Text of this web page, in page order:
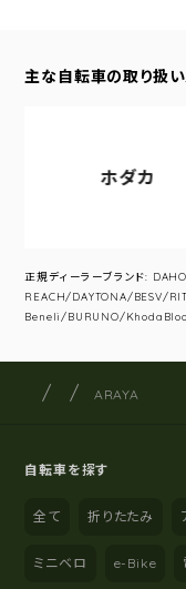
主な自転車の取り扱
ホダカ
正規ディーラーブランド:
REACH/DAYTONA/BESV/
Beneli/BURUNO/
サイト内の現
サイクルショップナカゴヤ
ARAYA
自転車を探す
全て 折りたたみ
ミニベロ e-Bike